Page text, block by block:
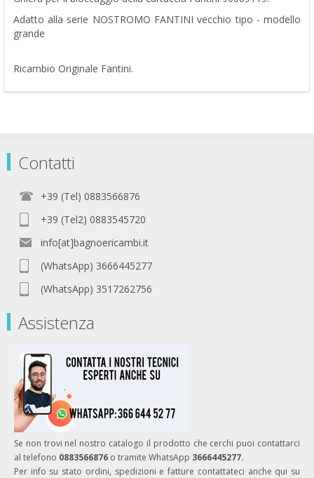
Adatto alla serie NOSTROMO FANTINI vecchio tipo - modello
grande
Ricambio Originale Fantini.
Contatti
+39 (Tel) 0883566876
+39 (Tel2) 0883545720
info[at]bagnoericambi.it
(WhatsApp) 3666445277
(WhatsApp) 3517262756
Assistenza
Se non trovi nel nostro catalogo il prodotto che cerchi puoi contattarci
al telefono 0883566876 o tramite WhatsApp 3666445277.
Per info su stato ordini, spedizioni e fatture contattateci anche qui su